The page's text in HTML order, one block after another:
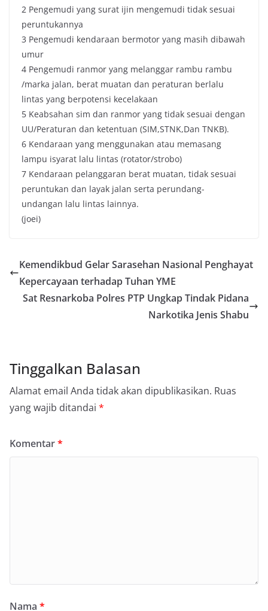
2 Pengemudi yang surat ijin mengemudi tidak sesuai
peruntukannya
3 Pengemudi kendaraan bermotor yang masih dibawah
umur
4 Pengemudi ranmor yang melanggar rambu rambu
/marka jalan, berat muatan dan peraturan berlalu
lintas yang berpotensi kecelakaan
5 Keabsahan sim dan ranmor yang tidak sesuai dengan
UU/Peraturan dan ketentuan (SIM,STNK,Dan TNKB).
6 Kendaraan yang menggunakan atau memasang
lampu isyarat lalu lintas (rotator/strobo)
7 Kendaraan pelanggaran berat muatan, tidak sesuai
peruntukan dan layak jalan serta perundang-
undangan lalu lintas lainnya.
(joei)
Kemendikbud Gelar Sarasehan Nasional Penghayat
Kepercayaan terhadap Tuhan YME
Sat Resnarkoba Polres PTP Ungkap Tindak Pidana
Narkotika Jenis Shabu
Tinggalkan Balasan
Alamat email Anda tidak akan dipublikasikan. Ruas
yang wajib ditandai *
Komentar*
Nama *